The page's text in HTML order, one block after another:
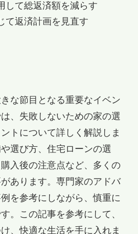
して総返済額を減らす
て返済計画を見直す
な節目となる重要なイベン
、失敗しないための家の選
トについて詳しく解説しま
選び方、住宅ローンの選
入後の注意点など、多くの
あります。専門家のアドバ
を参考にしながら、慎重に
。この記事を参考にして、
、快適な生活を手に入れま